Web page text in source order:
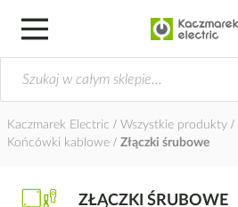
Kaczmarek Electric Wszystkie produkty
Końcówki kablowe
Złączki śrubowe
ZŁĄCZKI ŚRUBOWE